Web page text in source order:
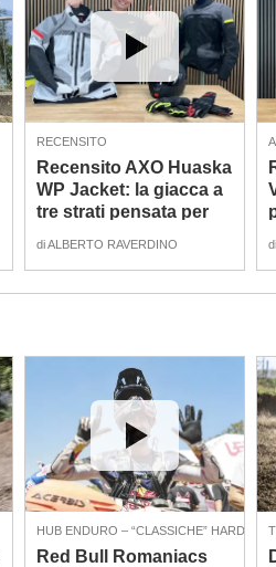
RECENSITO
Recensito AXO Huaska
WP Jacket: la giacca a
tre strati pensata per
diALBERTO RAVERDINO
HUB ENDURO – “CLASSICHE” HARD
Red Bull Romaniacs